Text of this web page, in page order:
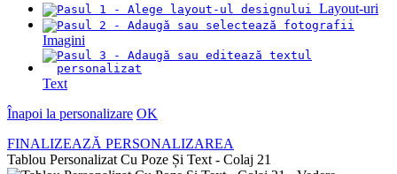
Layout-uri
Imagini
Text
Înapoi la personalizare OK
FINALIZEAZĂ PERSONALIZAREA
Tablou Personalizat Cu Poze Și Text - Colaj 21